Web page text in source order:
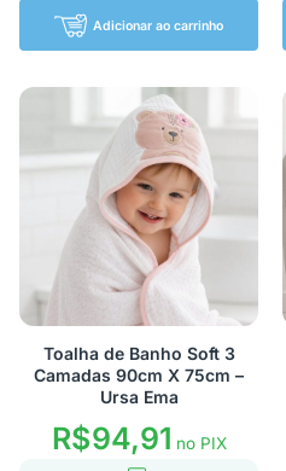
Adicionar ao carrinho
Toalha de Banho Soft 3
Camadas 90cm X 75cm –
Ursa Ema
R$94,91 no PIX